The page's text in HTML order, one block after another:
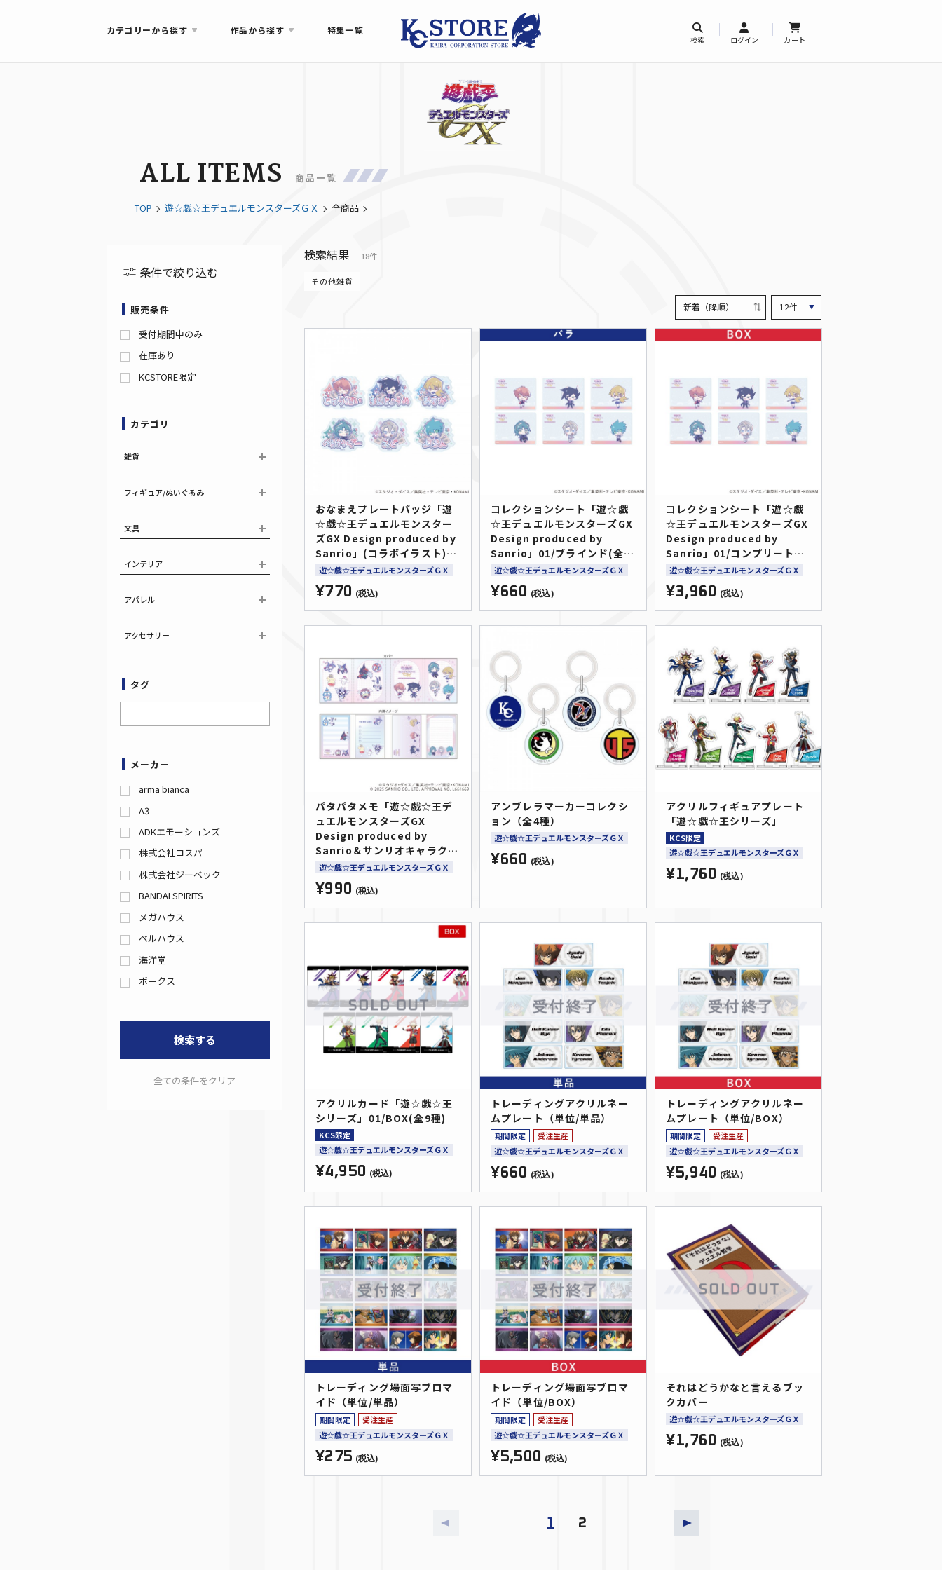
カテゴリーから探す 作品から探す 特集一覧
検索 ログイン カート
ALL ITEMS 商品一覧
TOP 遊☆戯☆王デュエルモンスターズＧＸ 全商品
条件で絞り込む
販売条件
受付期間中のみ
在庫あり
KCSTORE限定
カテゴリ
雑貨
フィギュア/ぬいぐるみ
文具
インテリア
アパレル
アクセサリー
タグ
メーカー
arma bianca
A3
ADKエモーションズ
株式会社コスパ
株式会社ジーベック
BANDAI SPIRITS
メガハウス
ベルハウス
海洋堂
ボークス
検索する
全ての条件をクリア
検索結果 18件
その他雑貨
おなまえプレートバッジ「遊
☆戯☆王デュエルモンスター
ズGX Design produced by
Sanrio」(コラボイラスト)
（全6種）
遊☆戯☆王デュエルモンスターズＧＸ
¥770 (税込)
コレクションシート「遊☆戯
☆王デュエルモンスターズGX
Design produced by
Sanrio」01/ブラインド(全6
種)(コラボイラスト)
遊☆戯☆王デュエルモンスターズＧＸ
¥660 (税込)
コレクションシート「遊☆戯
☆王デュエルモンスターズGX
Design produced by
Sanrio」01/コンプリート
BOX(全6種)(コラボイラスト)
遊☆戯☆王デュエルモンスターズＧＸ
¥3,960 (税込)
パタパタメモ「遊☆戯☆王デ
ュエルモンスターズGX
Design produced by
Sanrio＆サンリオキャラクタ
ーズコラボ」01/(コラボイラ
スト)
遊☆戯☆王デュエルモンスターズＧＸ
¥990 (税込)
アンブレラマーカーコレクシ
ョン（全4種）
遊☆戯☆王デュエルモンスターズＧＸ
¥660 (税込)
アクリルフィギュアプレート
「遊☆戯☆王シリーズ」
KCS限定
遊☆戯☆王デュエルモンスターズＧＸ
¥1,760 (税込)
アクリルカード「遊☆戯☆王
シリーズ」01/BOX(全9種)
KCS限定
遊☆戯☆王デュエルモンスターズＧＸ
¥4,950 (税込)
トレーディングアクリルネー
ムプレート（単位/単品）
期間限定
受注生産
遊☆戯☆王デュエルモンスターズＧＸ
¥660 (税込)
トレーディングアクリルネー
ムプレート（単位/BOX）
期間限定
受注生産
遊☆戯☆王デュエルモンスターズＧＸ
¥5,940 (税込)
トレーディング場面写ブロマ
イド（単位/単品）
期間限定
受注生産
遊☆戯☆王デュエルモンスターズＧＸ
¥275 (税込)
トレーディング場面写ブロマ
イド（単位/BOX）
期間限定
受注生産
遊☆戯☆王デュエルモンスターズＧＸ
¥5,500 (税込)
それはどうかなと言えるブッ
クカバー
遊☆戯☆王デュエルモンスターズＧＸ
¥1,760 (税込)
1 2